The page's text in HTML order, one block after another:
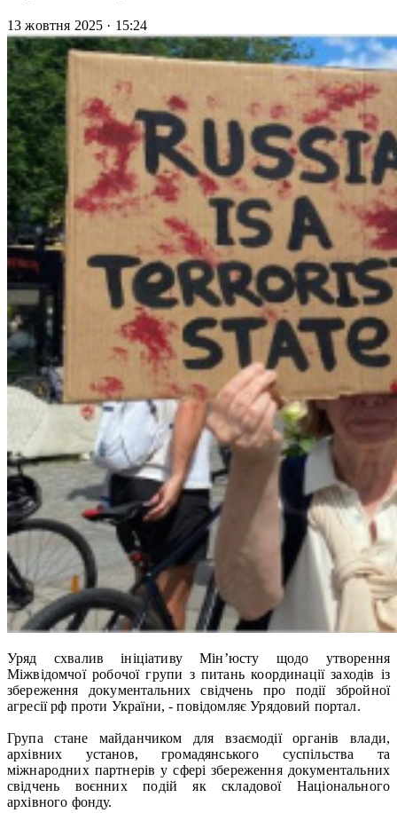
13 жовтня 2025 · 15:24
Уряд схвалив ініціативу Мін’юсту щодо утворення
Міжвідомчої робочої групи з питань координації заходів із
збереження документальних свідчень про події збройної
агресії рф проти України, - повідомляє Урядовий портал.
Група стане майданчиком для взаємодії органів влади,
архівних установ, громадянського суспільства та
міжнародних партнерів у сфері збереження документальних
свідчень воєнних подій як складової Національного
архівного фонду.